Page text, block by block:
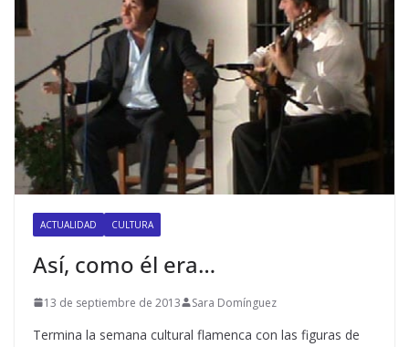
ACTUALIDAD CULTURA
Así, como él era…
13 de septiembre de 2013 Sara Domínguez
Termina la semana cultural flamenca con las figuras de